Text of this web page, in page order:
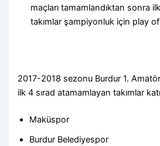
maçları tamamlandıktan sonra
takımlar şampiyonluk için play
2017-2018 sezonu Burdur 1.
ilk 4 sırad atamamlayan takımlar
Maküspor
Burdur Belediyespor